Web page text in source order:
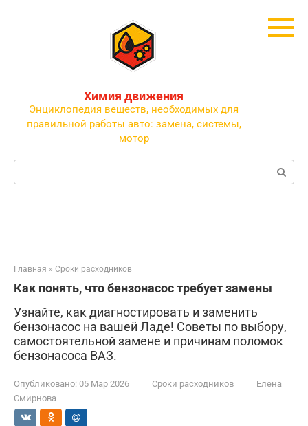
Химия движения
Энциклопедия веществ, необходимых для
правильной работы авто: замена, системы,
мотор
Поиск:
Главная » Сроки расходников
Как понять, что бензонасос требует замены
Узнайте, как диагностировать и заменить
бензонасос на вашей Ладе! Советы по выбору,
самостоятельной замене и причинам поломок
бензонасоса ВАЗ.
Опубликовано: 05 Мар 2026 Сроки расходников
Елена
Смирнова